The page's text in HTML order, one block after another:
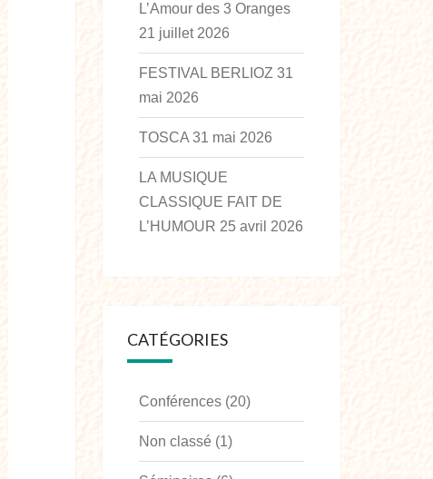
L’Amour des 3 Oranges
21 juillet 2026
FESTIVAL BERLIOZ 31
mai 2026
TOSCA 31 mai 2026
LA MUSIQUE
CLASSIQUE FAIT DE
L’HUMOUR 25 avril 2026
CATÉGORIES
Conférences(20)
Non classé (1)